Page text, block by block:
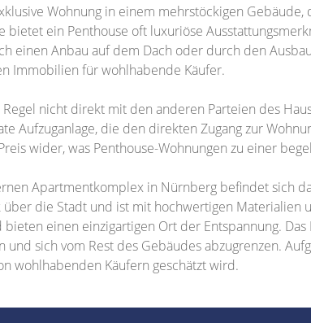
Wohnung in einem mehrstöckigen
bietet ein Penthouse oft luxuriöse
einen Anbau auf dem Dach oder durch den
Immobilien für wohlhabende Käufer.
nicht direkt mit den anderen Parteien des
Aufzuganlage, die den direkten Zugang zur
wider, was Penthouse-Wohnungen zu einer
Apartmentkomplex in Nürnberg befindet sich
die Stadt und ist mit hochwertigen Materialien
einen einzigartigen Ort der Entspannung.
und sich vom Rest des Gebäudes abzugrenzen.
wohlhabenden Käufern geschätzt wird.